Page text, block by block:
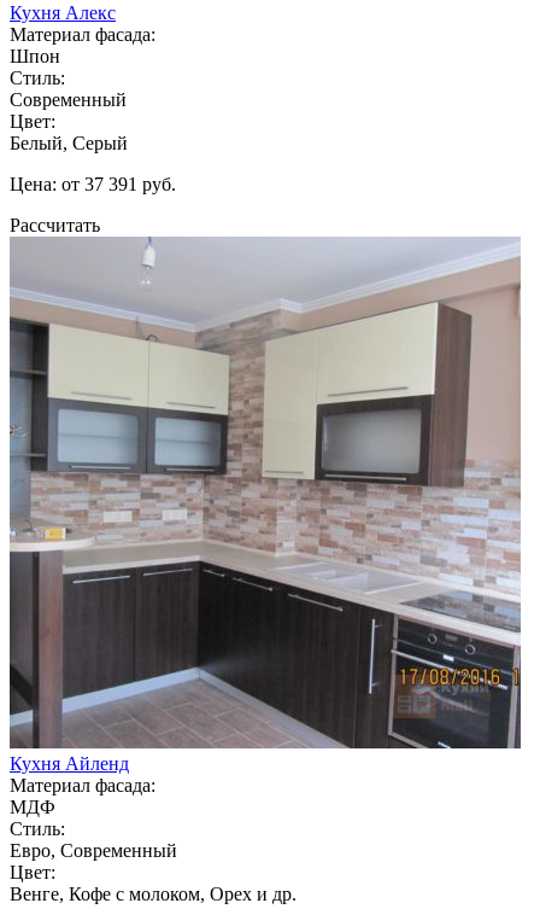
Кухня Алекс
Материал фасада:
Шпон
Стиль:
Современный
Цвет:
Белый, Серый
Цена: от 37 391 руб.
Рассчитать
Кухня Айленд
Материал фасада:
МДФ
Стиль:
Евро, Современный
Цвет:
Венге, Кофе с молоком, Орех и др.